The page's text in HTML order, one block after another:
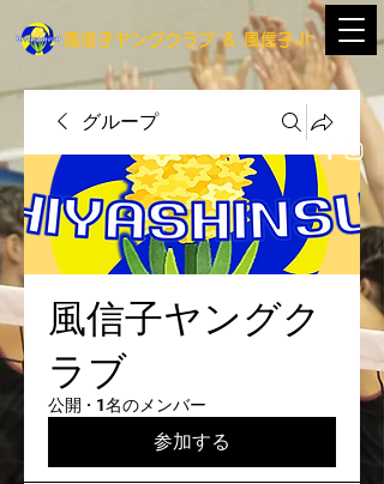
​風信子ヤングクラブ＆ ​風信子Jr
グループ
風信子ヤングク
ラブ
公開 · 1名のメンバー
参加する